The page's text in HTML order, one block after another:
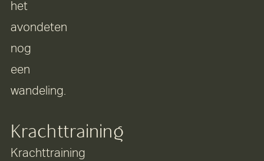
het
avondeten
nog
een
wandeling.
Krachttraining
Krachttraining